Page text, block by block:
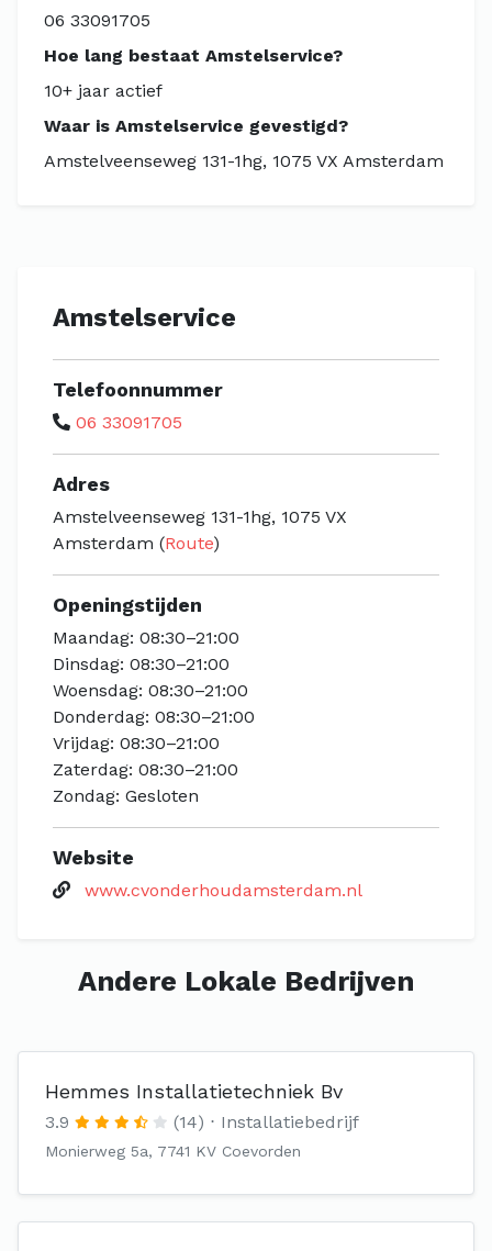
06 33091705
Hoe lang bestaat Amstelservice?
10+ jaar actief
Waar is Amstelservice gevestigd?
Amstelveenseweg 131-1hg, 1075 VX Amsterdam
Amstelservice
Telefoonnummer
06 33091705
Adres
Amstelveenseweg 131-1hg, 1075 VX
Amsterdam (Route)
Openingstijden
Maandag: 08:30–21:00
Dinsdag: 08:30–21:00
Woensdag: 08:30–21:00
Donderdag: 08:30–21:00
Vrijdag: 08:30–21:00
Zaterdag: 08:30–21:00
Zondag: Gesloten
Website
www.cvonderhoudamsterdam.nl
Andere Lokale Bedrijven
Hemmes Installatietechniek Bv
3.9 (14) Installatiebedrijf
Monierweg 5a, 7741 KV Coevorden